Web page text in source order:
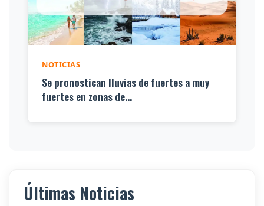
NOTICIAS
Se pronostican lluvias de fuertes a muy
fuertes en zonas de...
Últimas Noticias